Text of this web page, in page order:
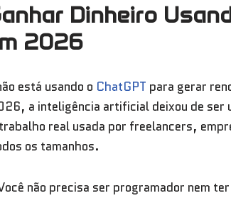
Dinheiro
2026
está usando o ChatGPT para gerar
a inteligência artificial deixou de ser
real usada por freelancers,
os tamanhos.
não precisa ser programador nem